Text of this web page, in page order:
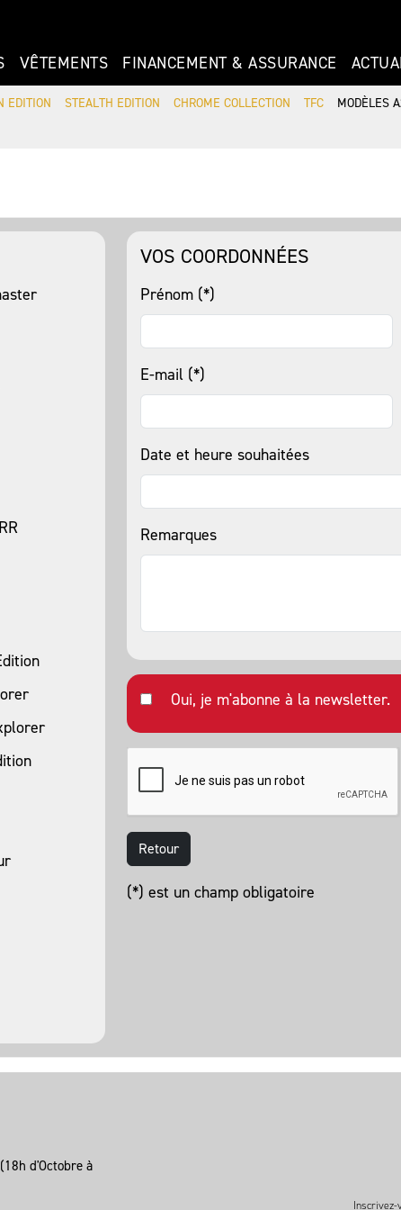
VÊTEMENTS FINANCEMENT & ASSURANCE
EDITION STEALTH EDITION CHROME COLLECTION TFC MODÈLES
VOS COORDONNÉES
Prénom (*)
E-mail (*)
Date et heure souhaitées
Remarques
Oui, je m'abonne à la newsletter.
Retour
(*) est un champ obligatoire
d'Octobre à